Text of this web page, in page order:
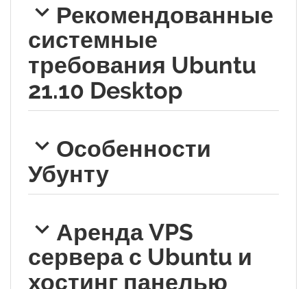
Рекомендованные
системные
требования Ubuntu
21.10 Desktop
Особенности
Убунту
Аренда VPS
сервера с Ubuntu и
хостинг панелью